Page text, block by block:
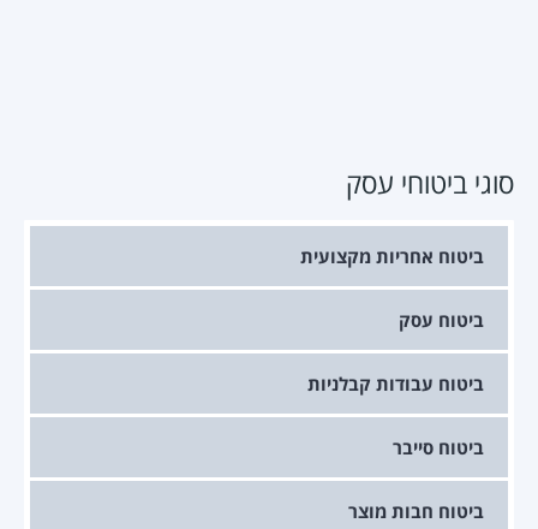
סוגי ביטוחי עסק
ביטוח אחריות מקצועית
ביטוח עסק
ביטוח עבודות קבלניות
ביטוח סייבר
ביטוח חבות מוצר